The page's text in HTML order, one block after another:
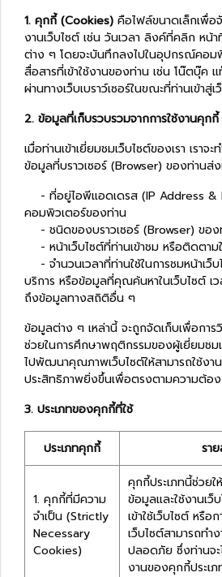
1. คุกกี้ (Cookies) คือไฟล์ขนาดเล็กเพื่อ
งานเว็บไซต์ เช่น วันเวลา ลิงค์ที่คลิก หน้า
ต่าง ๆ โดยจะบันทึกลงไปในอุปกรณ์คอม
สื่อสารที่เข้าใช้งานของท่าน เช่น โน๊ตบุ๊ค
ผ่านทางเว็บเบราว์เซอร์ในขณะที่ท่านเข้าสู่เ
2. ข้อมูลที่เก็บรวบรวมจากการใช้งานคุกกี้
เมื่อท่านเข้าเยี่ยมชมเว็บไซต์ของเรา เราจ
ข้อมูลที่บราวเซอร์ (Browser) ของท่านส่
- ที่อยู่ไอพีแอดเดรส (IP Address &
คอมพิวเตอร์ของท่าน
- ชนิดของบราวเซอร์ (Browser) ของ
- หน้าเว็บไซต์ที่ท่านเข้าชม หรือติดตามใ
- จำนวนเวลาที่ท่านใช้ในการชมหน้าเว็
บริการ หรือข้อมูลที่คุณค้นหาในเว็บไซต์ เว
ถึงข้อมูลทางสถิติอื่น ๆ
ข้อมูลต่าง ๆ เหล่านี้ จะถูกจัดเก็บเพื่อการวิ
ช่วยในการศึกษาพฤติกรรมของผู้เยี่ยมชม
ไปพัฒนาคุณภาพเว็บไซต์ให้สามารถใช้งา
ประสิทธิภาพยิ่งขึ้นเพื่อตรงตามความต้อ
3. ประเภทของคุกกี้ที่ใช้
ประเภทคุกกี้ รา
1. คุกกี้ที่มีความ
จำเป็น (Strictly
Necessary
Cookies)
คุกกี้ประเภทนี้ช่วยใ
ข้อมูลและใช้งานเว็
เข้าใช้เว็บไซต์ หรื
เว็บไซต์สามารถท
ปลอดภัย ซึ่งท่านจะ
งานของคุกกี้ประเ